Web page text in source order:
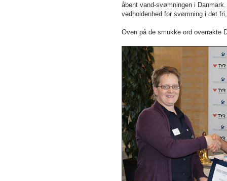
åbent vand-svømningen i
vedholdenhed for svømning i det
Oven på de smukke ord overrakte